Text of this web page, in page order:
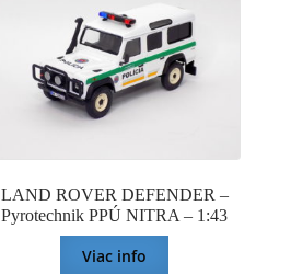
LAND ROVER DEFENDER –
Pyrotechnik PPÚ NITRA – 1:43
Viac info